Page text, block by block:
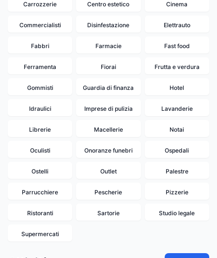
Carrozzerie Centro estetico Cinema
Commercialisti Disinfestazione Elettrauto
Fabbri Farmacie Fast food
Ferramenta Fiorai Frutta e verdura
Gommisti Guardia di finanza Hotel
Idraulici Imprese di pulizia Lavanderie
Librerie Macellerie Notai
Oculisti Onoranze funebri Ospedali
Ostelli Outlet Palestre
Parrucchiere Pescherie Pizzerie
Ristoranti Sartorie Studio legale
Supermercati